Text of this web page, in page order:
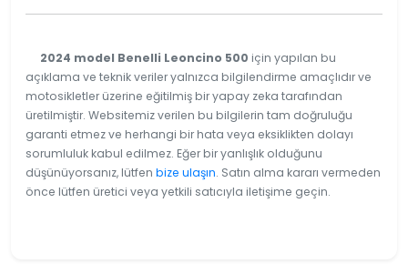
2024 model Benelli Leoncino 500 için yapılan bu
açıklama ve teknik veriler yalnızca bilgilendirme amaçlıdır ve
motosikletler üzerine eğitilmiş bir yapay zeka tarafından
üretilmiştir. Websitemiz verilen bu bilgilerin tam doğruluğu
garanti etmez ve herhangi bir hata veya eksiklikten dolayı
sorumluluk kabul edilmez. Eğer bir yanlışlık olduğunu
düşünüyorsanız, lütfen bize ulaşın. Satın alma kararı vermeden
önce lütfen üretici veya yetkili satıcıyla iletişime geçin.